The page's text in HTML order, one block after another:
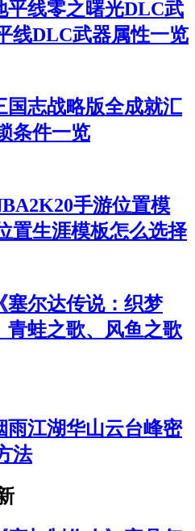
平线零之曙光DLC武
线DLC武器属性一览
国志战略版全成就汇
条件一览
手游位置模
置生涯模板怎么选择
塞尔达传说：织梦
青蛙之歌、风鱼之歌
雨江湖华山云台峰密
法